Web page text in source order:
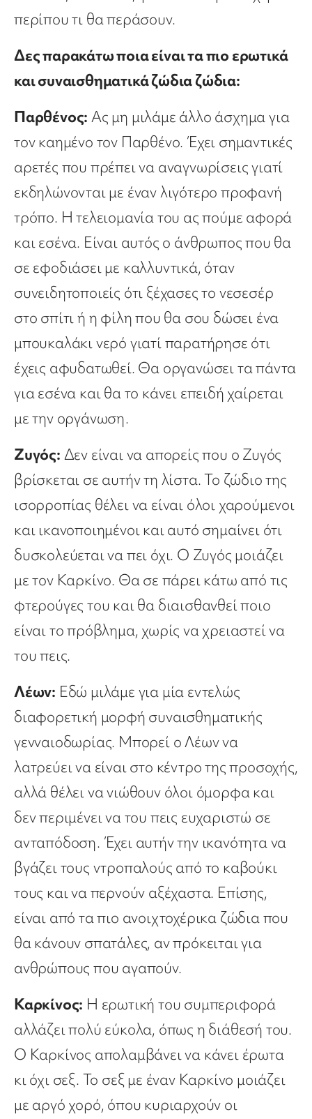
περίπου τι θα περάσουν.
Δες παρακάτω ποια είναι τα πιο ερωτικά
και συναισθηματικά ζώδια ζώδια:
Παρθένος: Ας μη μιλάμε άλλο άσχημα για
τον καημένο τον Παρθένο. Έχει σημαντικές
αρετές που πρέπει να αναγνωρίσεις γιατί
εκδηλώνονται με έναν λιγότερο προφανή
τρόπο. Η τελειομανία του ας πούμε αφορά
και εσένα. Είναι αυτός ο άνθρωπος που θα
σε εφοδιάσει με καλλυντικά, όταν
συνειδητοποιείς ότι ξέχασες το νεσεσέρ
στο σπίτι ή η φίλη που θα σου δώσει ένα
μπουκαλάκι νερό γιατί παρατήρησε ότι
έχεις αφυδατωθεί. Θα οργανώσει τα πάντα
για εσένα και θα το κάνει επειδή χαίρεται
με την οργάνωση.
Ζυγός: Δεν είναι να απορείς που ο Ζυγός
βρίσκεται σε αυτήν τη λίστα. Το ζώδιο της
ισορροπίας θέλει να είναι όλοι χαρούμενοι
και ικανοποιημένοι και αυτό σημαίνει ότι
δυσκολεύεται να πει όχι. Ο Ζυγός μοιάζει
με τον Καρκίνο. Θα σε πάρει κάτω από τις
φτερούγες του και θα διαισθανθεί ποιο
είναι το πρόβλημα, χωρίς να χρειαστεί να
του πεις.
Λέων: Εδώ μιλάμε για μία εντελώς
διαφορετική μορφή συναισθηματικής
γενναιοδωρίας. Μπορεί ο Λέων να
λατρεύει να είναι στο κέντρο της προσοχής,
αλλά θέλει να νιώθουν όλοι όμορφα και
δεν περιμένει να του πεις ευχαριστώ σε
ανταπόδοση. Έχει αυτήν την ικανότητα να
βγάζει τους ντροπαλούς από το καβούκι
τους και να περνούν αξέχαστα. Επίσης,
είναι από τα πιο ανοιχτοχέρικα ζώδια που
θα κάνουν σπατάλες, αν πρόκειται για
ανθρώπους που αγαπούν.
Καρκίνος: Η ερωτική του συμπεριφορά
αλλάζει πολύ εύκολα, όπως η διάθεσή του.
Ο Καρκίνος απολαμβάνει να κάνει έρωτα
κι όχι σεξ. Το σεξ με έναν Καρκίνο μοιάζει
με αργό χορό, όπου κυριαρχούν οι